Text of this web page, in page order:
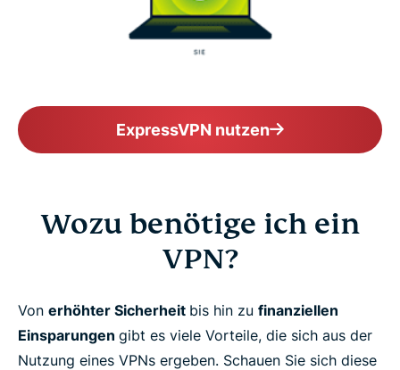
ExpressVPN nutzen
Wozu benötige ich ein
VPN?
Von erhöhter Sicherheit bis hin zu finanziellen
Einsparungen gibt es viele Vorteile, die sich aus der
Nutzung eines VPNs ergeben. Schauen Sie sich diese